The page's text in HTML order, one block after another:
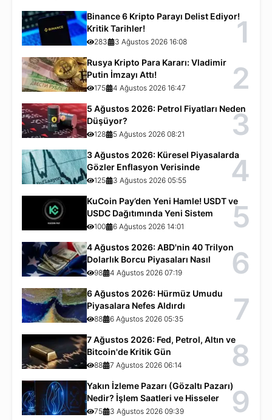
Binance 6 Kripto Parayı Delist Ediyor!
Kritik Tarihler!
283 3 Ağustos 2026 16:08 1
Rusya Kripto Para Kararı: Vladimir
Putin İmzayı Attı!
175 4 Ağustos 2026 16:47 2
5 Ağustos 2026: Petrol Fiyatları Neden
Düşüyor?
128 5 Ağustos 2026 08:21 3
3 Ağustos 2026: Küresel Piyasalarda
Gözler Enflasyon Verisinde
125 3 Ağustos 2026 05:55 4
KuCoin Pay’den Yeni Hamle! USDT ve
USDC Dağıtımında Yeni Sistem
100 6 Ağustos 2026 14:01 5
4 Ağustos 2026: ABD'nin 40 Trilyon
Dolarlık Borcu Piyasaları Nasıl
Etkiliyor?
98 4 Ağustos 2026 07:19 6
6 Ağustos 2026: Hürmüz Umudu
Piyasalara Nefes Aldırdı
88 6 Ağustos 2026 05:35 7
7 Ağustos 2026: Fed, Petrol, Altın ve
Bitcoin'de Kritik Gün
88 7 Ağustos 2026 06:14 8
Yakın İzleme Pazarı (Gözaltı Pazarı)
Nedir? İşlem Saatleri ve Hisseler
75 3 Ağustos 2026 09:39 9